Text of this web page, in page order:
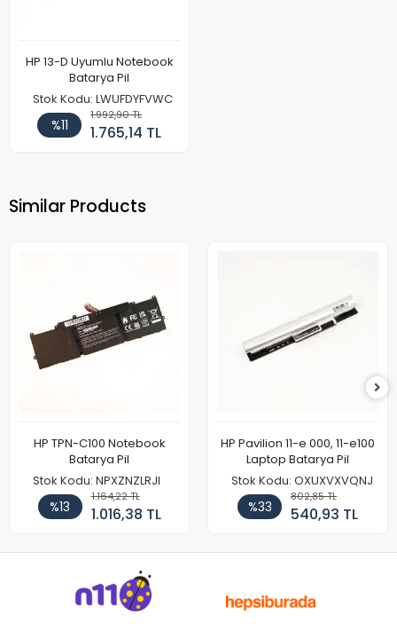
HP 13-D Uyumlu Notebook
Batarya Pil
Stok Kodu: LWUFDYFVWC
%11
1.992,90 TL
1.765,14 TL
Similar Products
HP TPN-C100 Notebook
Batarya Pil
Stok Kodu: NPXZNZLRJI
%13
1.164,22 TL
1.016,38 TL
HP Pavilion 11-e 000, 11-e100
Laptop Batarya Pil
Stok Kodu: OXUXVXVQNJ
%33
802,85 TL
540,93 TL